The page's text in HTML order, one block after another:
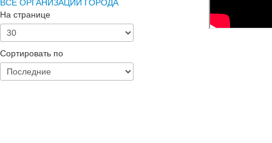
ВСЕ ОРГАНИЗАЦИИ ГОРОДА
На странице
Сортировать по